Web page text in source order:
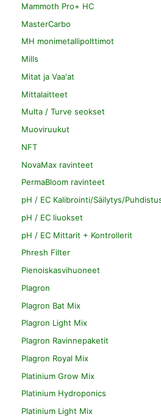
Mammoth Pro+ HC
MasterCarbo
MH monimetallipolttimot
Mills
Mitat ja Vaa'at
Mittalaitteet
Multa / Turve seokset
Muoviruukut
NFT
NovaMax ravinteet
PermaBloom ravinteet
pH / EC Kalibrointi/Säilytys/
pH / EC liuokset
pH / EC Mittarit + Kontrollerit
Phresh Filter
Pienoiskasvihuoneet
Plagron
Plagron Bat Mix
Plagron Light Mix
Plagron Ravinnepaketit
Plagron Royal Mix
Platinium Grow Mix
Platinium Hydroponics
Platinium Light Mix